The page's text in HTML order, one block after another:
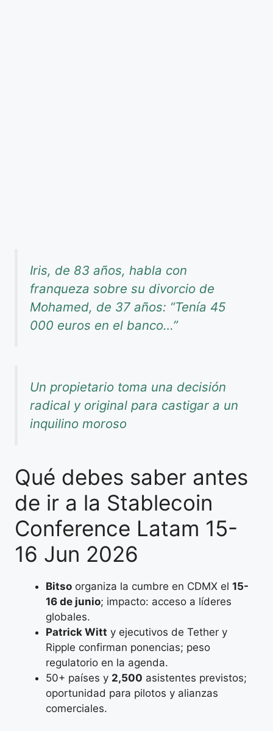
Iris, de 83 años, habla con
franqueza sobre su divorcio de
Mohamed, de 37 años: “Tenía 45
000 euros en el banco…”
Un propietario toma una decisión
radical y original para castigar a un
inquilino moroso
Qué debes saber antes
de ir a la Stablecoin
Conference Latam 15-
16 Jun 2026
Bitso organiza la cumbre en CDMX el 15-
16 de junio; impacto: acceso a líderes
globales.
Patrick Witt y ejecutivos de Tether y
Ripple confirman ponencias; peso
regulatorio en la agenda.
50+ países y 2,500 asistentes previstos;
oportunidad para pilotos y alianzas
comerciales.